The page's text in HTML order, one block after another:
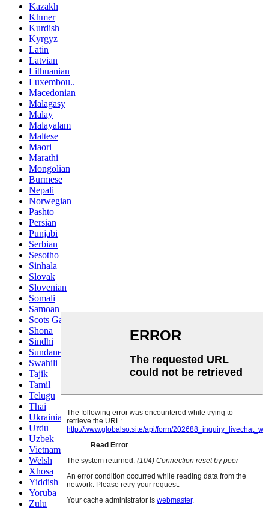
Kazakh
Khmer
Kurdish
Kyrgyz
Latin
Latvian
Lithuanian
Luxembou..
Macedonian
Malagasy
Malay
Malayalam
Maltese
Maori
Marathi
Mongolian
Burmese
Nepali
Norwegian
Pashto
Persian
Punjabi
Serbian
Sesotho
Sinhala
Slovak
Slovenian
Somali
Samoan
Scots Gaelic
Shona
Sindhi
Sundanese
Swahili
Tajik
Tamil
Telugu
Thai
Ukrainian
Urdu
Uzbek
Vietnamese
Welsh
Xhosa
Yiddish
Yoruba
Zulu